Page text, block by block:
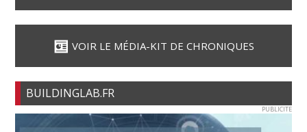
VOIR LE MÉDIA-KIT DE CHRONIQUES
BUILDINGLAB.FR
PUBLICITE